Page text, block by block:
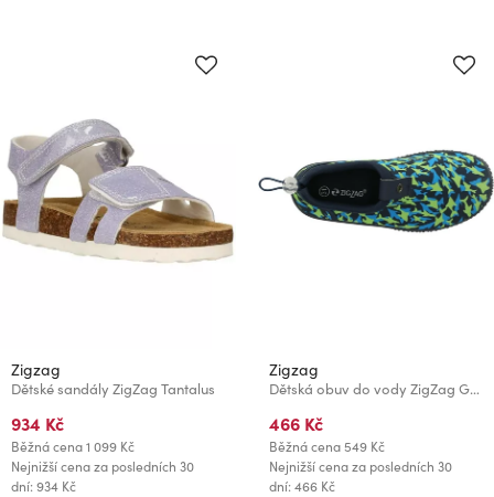
Zigzag
Dětské sandály ZigZag Tantalus
934 Kč
Běžná cena1 099 Kč
Nejnižší cena za posledních 30
dní: 934 Kč
Zigzag
Dětská obuv do vody ZigZag Gobbi
466 Kč
Běžná cena549 Kč
Nejnižší cena za posledních 30
dní: 466 Kč